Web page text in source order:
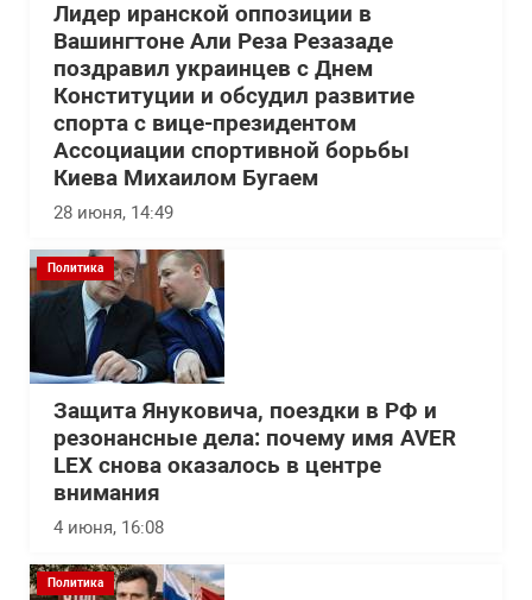
Лидер иранской оппозиции в
Вашингтоне Али Реза Резазаде
поздравил украинцев с Днем
Конституции и обсудил развитие
спорта с вице-президентом
Ассоциации спортивной борьбы
Киева Михаилом Бугаем
28 июня, 14:49
Политика
Защита Януковича, поездки в РФ и
резонансные дела: почему имя AVER
LEX снова оказалось в центре
внимания
4 июня, 16:08
Политика